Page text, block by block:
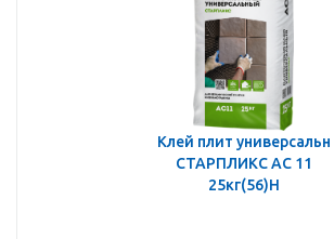
Клей плит универсальн
СТАРПЛИКС АС 11
25кг(56)Н